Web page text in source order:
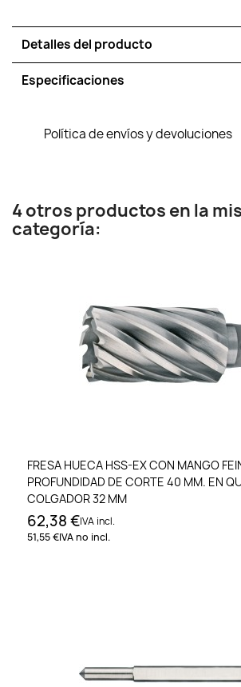
Detalles del producto
Especificaciones
Política de envíos y devoluciones
4 otros productos en la
categoría:
FRESA HUECA HSS-EX CON MANGO
PROFUNDIDAD DE CORTE 40 MM. EN
COLGADOR 32 MM
62,38 €IVA incl.
51,55 €IVA no incl.